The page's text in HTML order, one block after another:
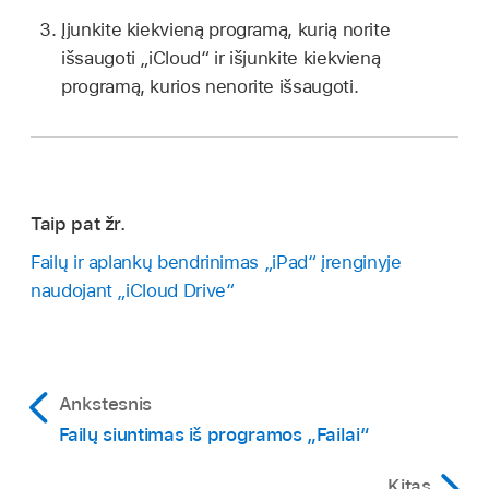
Įjunkite kiekvieną programą, kurią norite
išsaugoti „iCloud“ ir išjunkite kiekvieną
programą, kurios nenorite išsaugoti.
Taip pat žr.
Failų ir aplankų bendrinimas „iPad“ įrenginyje
naudojant „iCloud Drive“
Ankstesnis
Failų siuntimas iš programos „Failai“